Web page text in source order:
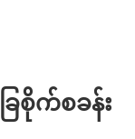
စိုက်စခန်း